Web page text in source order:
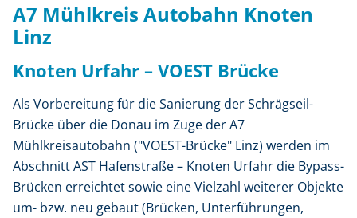
A7 Mühlkreis Autobahn Knoten
Linz
Knoten Urfahr – VOEST Brücke
Als Vorbereitung für die Sanierung der Schrägseil-
Brücke über die Donau im Zuge der A7
Mühlkreisautobahn ("VOEST-Brücke" Linz) werden im
Abschnitt AST Hafenstraße – Knoten Urfahr die Bypass-
Brücken erreichtet sowie eine Vielzahl weiterer Objekte
um- bzw. neu gebaut (Brücken, Unterführungen,